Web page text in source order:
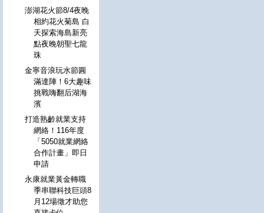
澎湖花火節8/4夜晚
相約花火菊島 白
天探索海島新亮
點夜晚朝聖七龍
珠
金寧音浪玩水節圓
滿達陣！6大趣味
挑戰嗨翻后湖海
濱
打造熟齡就業支持
網絡！116年度
「5050就業網絡
合作計畫」即日
申請
永康就業黃金轉職
季串聯科技巨頭8
月12場徵才助您